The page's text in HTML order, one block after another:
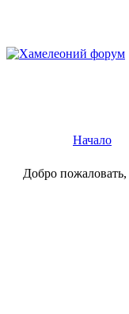
Начало
Добро пожаловать,